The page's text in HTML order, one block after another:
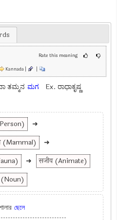
Rate this meaning
Kannada | |
ತಮ್ಮನ ಮಗ Ex.ರಾಧಾಕೃಷ್ಣ
➜
(Mammal)
➜
➜
सजीव (Animate)
(Noun)
ছেলে